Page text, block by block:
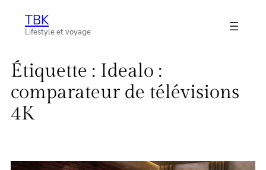
AllerTBK
Lifestyle et voyage
Étiquette : Idealo :
comparateur de télévisions
4K